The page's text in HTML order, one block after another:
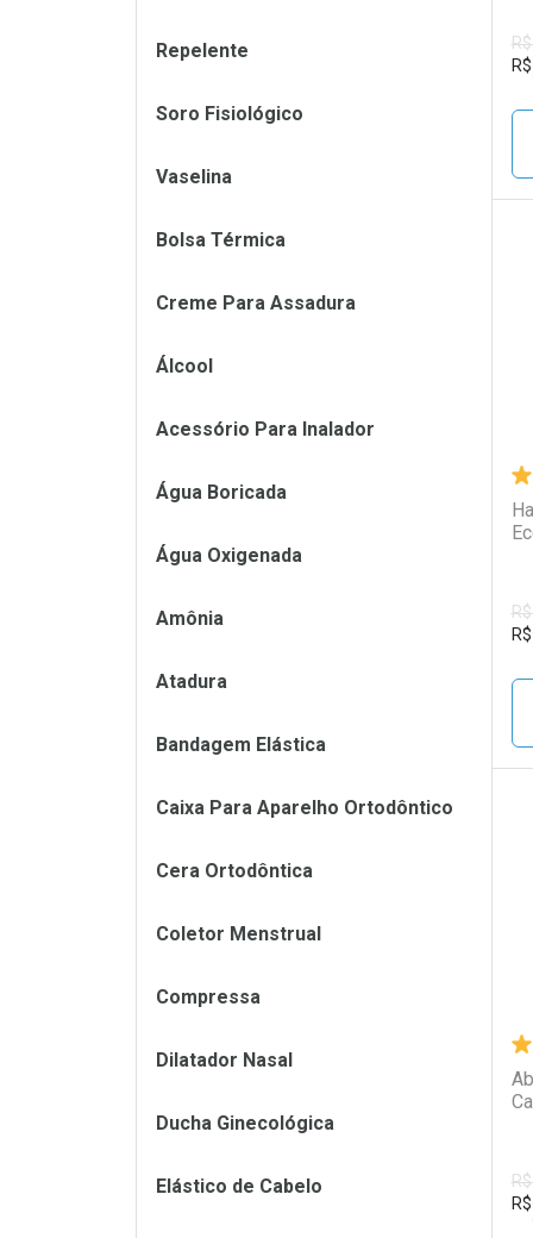
R$
R$
R$
Repelente
Soro Fisiológico
Vaselina
Bolsa Térmica
Creme Para Assadura
Álcool
Acessório Para Inalador
Água Boricada
Água Oxigenada
Amônia
Atadura
Bandagem Elástica
Caixa Para Aparelho Ortodôntico
Cera Ortodôntica
Coletor Menstrual
Compressa
Dilatador Nasal
Ducha Ginecológica
Elástico de Cabelo